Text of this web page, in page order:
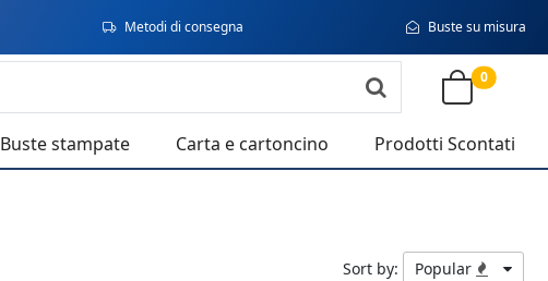
Metodi di consegna Buste su misura
0
Buste stampate Carta e cartoncino Prodotti Scontati
Sort by: Popular